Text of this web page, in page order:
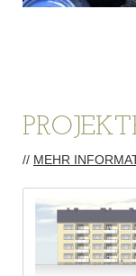
// MEHR